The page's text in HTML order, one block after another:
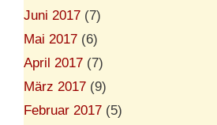
Juni 2017 (7)
Mai 2017 (6)
April 2017 (7)
März 2017 (9)
Februar 2017 (5)